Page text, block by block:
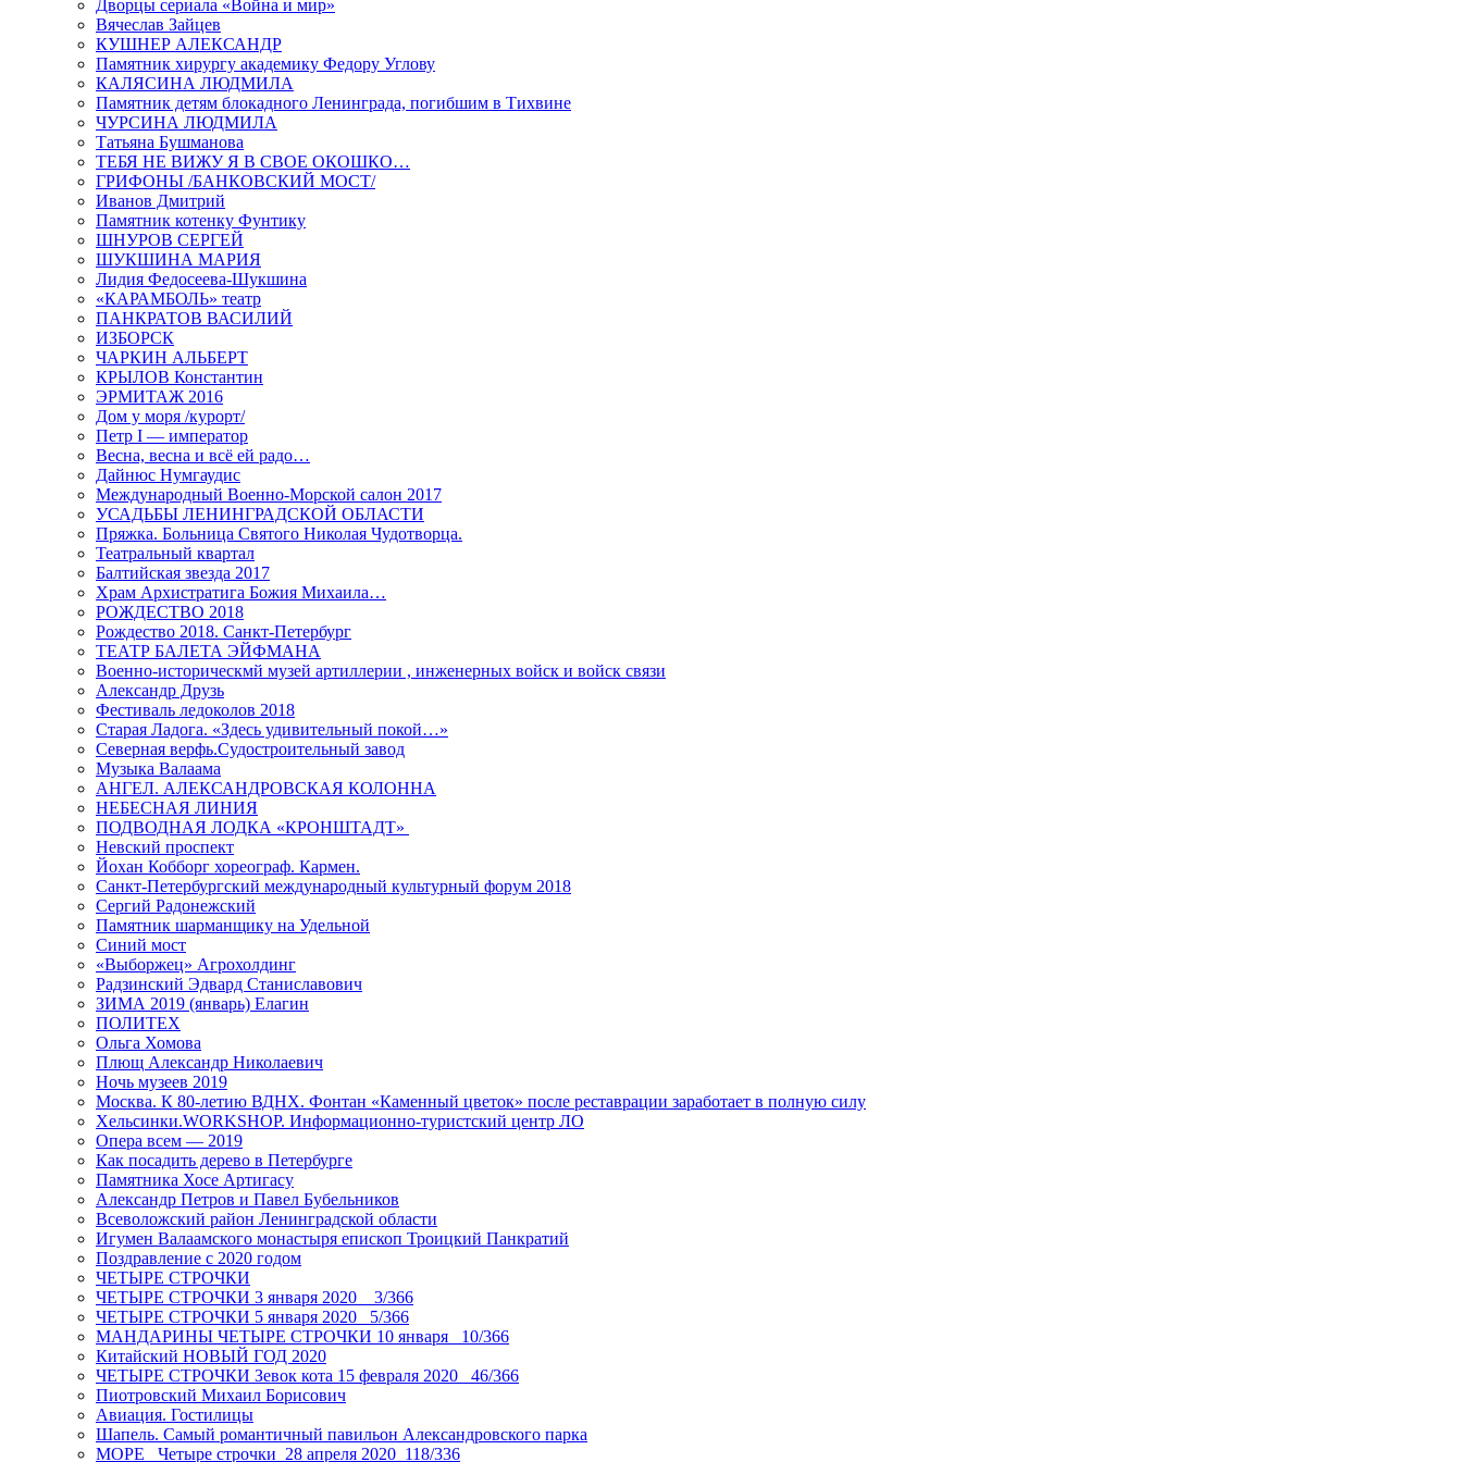
Дворцы сериала «Война и мир»
Вячеслав Зайцев
КУШНЕР АЛЕКСАНДР
Памятник хирургу академику Федору Углову
КАЛЯСИНА ЛЮДМИЛА
Памятник детям блокадного Ленинграда, погибшим в Тихвине
ЧУРСИНА ЛЮДМИЛА
Татьяна Бушманова
ТЕБЯ НЕ ВИЖУ Я В СВОЕ ОКОШКО…
ГРИФОНЫ /БАНКОВСКИЙ МОСТ/
Иванов Дмитрий
Памятник котенку Фунтику
ШНУРОВ СЕРГЕЙ
ШУКШИНА МАРИЯ
Лидия Федосеева-Шукшина
«КАРАМБОЛЬ» театр
ПАНКРАТОВ ВАСИЛИЙ
ИЗБОРСК
ЧАРКИН АЛЬБЕРТ
КРЫЛОВ Константин
ЭРМИТАЖ 2016
Дом у моря /курорт/
Петр I — император
Весна, весна и всё ей радо…
Дайнюс Нумгаудис
Международный Военно-Морской салон 2017
УСАДЬБЫ ЛЕНИНГРАДСКОЙ ОБЛАСТИ
Пряжка. Больница Святого Николая Чудотворца.
Театральный квартал
Балтийская звезда 2017
Храм Архистратига Божия Михаила…
РОЖДЕСТВО 2018
Рождество 2018. Санкт-Петербург
ТЕАТР БАЛЕТА ЭЙФМАНА
Военно-историческмй музей артиллерии , инженерных войск и войск связи
Александр Друзь
Фестиваль ледоколов 2018
Старая Ладога. «Здесь удивительный покой…»
Северная верфь.Судостроительный завод
Музыка Валаама
АНГЕЛ. АЛЕКСАНДРОВСКАЯ КОЛОННА
НЕБЕСНАЯ ЛИНИЯ
ПОДВОДНАЯ ЛОДКА «КРОНШТАДТ»
Невский проспект
Йохан Кобборг хореограф. Кармен.
Санкт-Петербургский международный культурный форум 2018
Сергий Радонежский
Памятник шарманщику на Удельной
Синий мост
«Выборжец» Агрохолдинг
Радзинский Эдвард Станиславович
ЗИМА 2019 (январь) Елагин
ПОЛИТЕХ
Ольга Хомова
Плющ Александр Николаевич
Ночь музеев 2019
Москва. К 80-летию ВДНХ. Фонтан «Каменный цветок» после реставрации заработает в полную силу
Хельсинки.WORKSHOP. Информационно-туристский центр ЛО
Опера всем — 2019
Как посадить дерево в Петербурге
Памятника Хосе Артигасу
Александр Петров и Павел Бубельников
Всеволожский район Ленинградской области
Игумен Валаамского монастыря епископ Троицкий Панкратий
Поздравление с 2020 годом
ЧЕТЫРЕ СТРОЧКИ
ЧЕТЫРЕ СТРОЧКИ 3 января 2020 _ 3/366
ЧЕТЫРЕ СТРОЧКИ 5 января 2020_ 5/366
МАНДАРИНЫ ЧЕТЫРЕ СТРОЧКИ 10 января _10/366
Китайский НОВЫЙ ГОД 2020
ЧЕТЫРЕ СТРОЧКИ Зевок кота 15 февраля 2020_ 46/366
Пиотровский Михаил Борисович
Авиация. Гостилицы
Шапель. Самый романтичный павильон Александровского парка
МОРЕ _Четыре строчки_28 апреля 2020_118/336